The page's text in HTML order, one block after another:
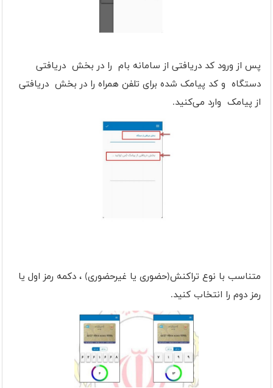
پس از ورود کد دریافتی از سامانه بام را در بخش دریافتی
دستگاه و کد پیامک شده برای تلفن همراه را در بخش دریافتی
از پیامک وارد می‌کنید.
متناسب با نوع تراکنش(حضوری یا غیرحضوری) ، دکمه رمز اول یا
رمز دوم را انتخاب کنید.